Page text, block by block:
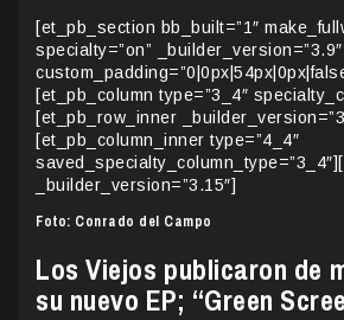
[et_pb_section bb_built=”1″
specialty=”on” _builder_version=”3.9″
[et_pb_column type=”3_4″
[et_pb_row_inner
[et_pb_column_inner type=”4_4″
_builder_version=”3.15″]
Foto: Conrado del Campo
Los Viejos publicaron de
su nuevo EP; “Green